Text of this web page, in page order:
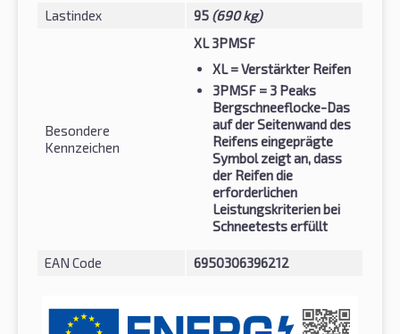
Lastindex
95 (690 kg)
Besondere
Kennzeichen
XL 3PMSF
XL= Verstärkter Reifen
3PMSF = 3 Peaks
Bergschneeflocke-Das
auf der Seitenwand des
Reifens eingeprägte
Symbol zeigt an, dass
der Reifen die
erforderlichen
Leistungskriterien bei
Schneetests erfüllt
EAN Code 6950306396212